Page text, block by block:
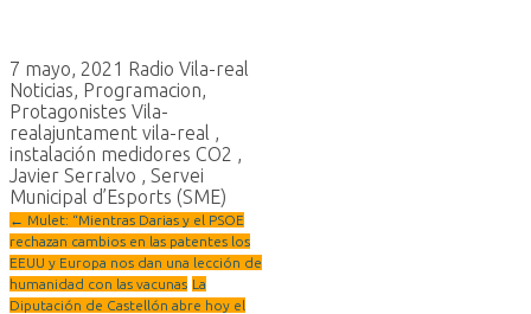
7 mayo, 2021 Radio Vila-real
Noticias, Programacion,
Protagonistes Vila-
realajuntament vila-real ,
instalación medidores CO2 ,
Javier Serralvo , Servei
Municipal d’Esports (SME)
← Mulet: “Mientras Darias y el PSOE
rechazan cambios en las patentes los
EEUU y Europa nos dan una lección de
humanidad con las vacunas La
Diputación de Castellón abre hoy el